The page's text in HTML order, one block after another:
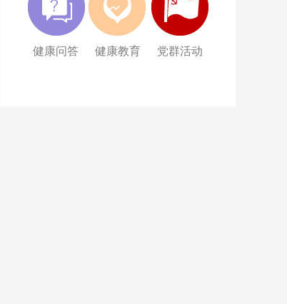
健康问答 健康教育
党群活动